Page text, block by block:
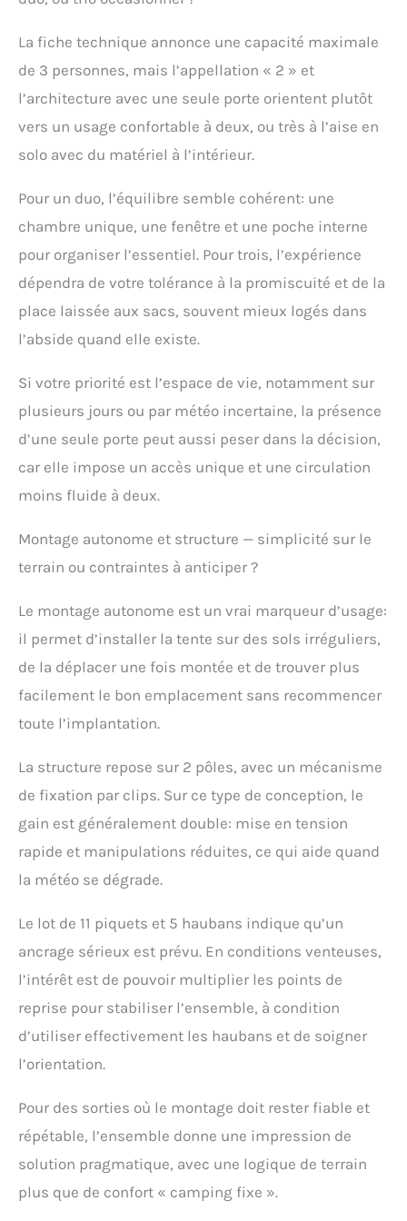
également accueillir 2
d'une entrée patinée où
peuvent être déposés les
cette tente à deux
couches est non
installer, mais aussi
φ13cm. Poids : 1750g. Elle
est facile à transporter et
constitue une tente
idéale pour les
campeurs ou les
routards. Installation
Facile : la tente ultra-
structure en forme de Y
et des poteaux en
aluminium 7001, faciles
et rapides à installer.
Une personne peut
planter une tente en
sac à dos a une
conception à deux
couches. Ses fenêtres de
bonne ventilation à
l'intérieur et à l'extérieur.
La maille solide peut
résister aux insectes
toute l'année, est facile à
installer et légère.
La fiche technique annonce une capacité maximale
de 3 personnes, mais l’appellation « 2 » et
l’architecture avec une seule porte orientent plutôt
vers un usage confortable à deux, ou très à l’aise en
solo avec du matériel à l’intérieur.
Pour un duo, l’équilibre semble cohérent: une
chambre unique, une fenêtre et une poche interne
pour organiser l’essentiel. Pour trois, l’expérience
dépendra de votre tolérance à la promiscuité et de la
place laissée aux sacs, souvent mieux logés dans
l’abside quand elle existe.
Si votre priorité est l’espace de vie, notamment sur
plusieurs jours ou par météo incertaine, la présence
d’une seule porte peut aussi peser dans la décision,
car elle impose un accès unique et une circulation
moins fluide à deux.
Montage autonome et structure — simplicité sur le
terrain ou contraintes à anticiper ?
Le montage autonome est un vrai marqueur d’usage:
il permet d’installer la tente sur des sols irréguliers,
de la déplacer une fois montée et de trouver plus
facilement le bon emplacement sans recommencer
toute l’implantation.
La structure repose sur 2 pôles, avec un mécanisme
de fixation par clips. Sur ce type de conception, le
gain est généralement double: mise en tension
rapide et manipulations réduites, ce qui aide quand
la météo se dégrade.
Le lot de 11 piquets et 5 haubans indique qu’un
ancrage sérieux est prévu. En conditions venteuses,
l’intérêt est de pouvoir multiplier les points de
reprise pour stabiliser l’ensemble, à condition
d’utiliser effectivement les haubans et de soigner
l’orientation.
Pour des sorties où le montage doit rester fiable et
répétable, l’ensemble donne une impression de
solution pragmatique, avec une logique de terrain
plus que de confort « camping fixe ».